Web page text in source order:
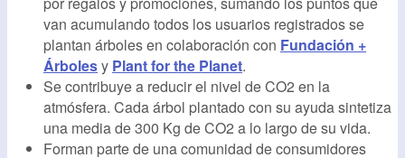
van acumulando todos los usuarios registrados se
plantan árboles en colaboración con Fundación +
Árbolesy Plant for the Planet.
Se contribuye a reducir el nivel de CO2 en la
atmósfera. Cada árbol plantado con su ayuda sintetiza
una media de 300 Kg de CO2 a lo largo de su vida.
Forman parte de una comunidad de consumidores